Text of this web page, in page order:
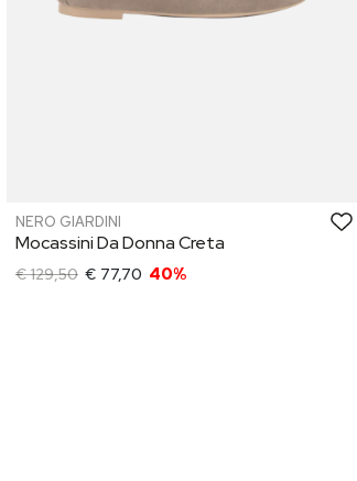
NERO GIARDINI
Mocassini Da Donna Creta
€ 129,50 € 77,70 40%